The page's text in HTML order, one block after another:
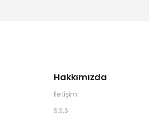
Hakkımızda
İletişim
S.S.S